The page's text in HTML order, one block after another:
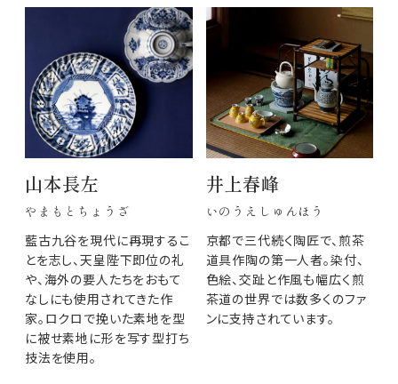
山本長左
やまもとちょうざ
藍古九谷を現代に再現するこ
とを志し、天皇陛下即位の礼
や、海外の要人たちをおもて
なしにも使用されてきた作
家。ロクロで挽いた素地を型
に被せ素地に形を写す型打ち
技法を使用。
井上春峰
いのうえしゅんほう
京都で三代続く陶匠で、煎茶
道具作陶の第一人者。染付、
色絵、交趾と作風も幅広く煎
茶道の世界では数多くのファ
ンに支持されています。